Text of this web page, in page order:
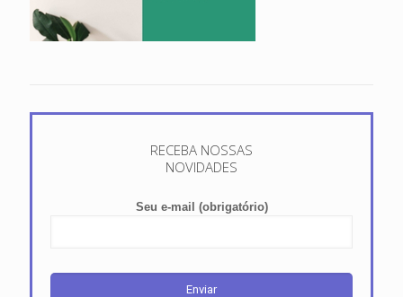
RECEBA NOSSAS
NOVIDADES
Seu e-mail (obrigatório)